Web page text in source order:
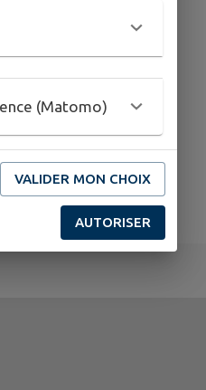
trouvé.
(Matomo)
VALIDER MON CHOIX
AUTORISER